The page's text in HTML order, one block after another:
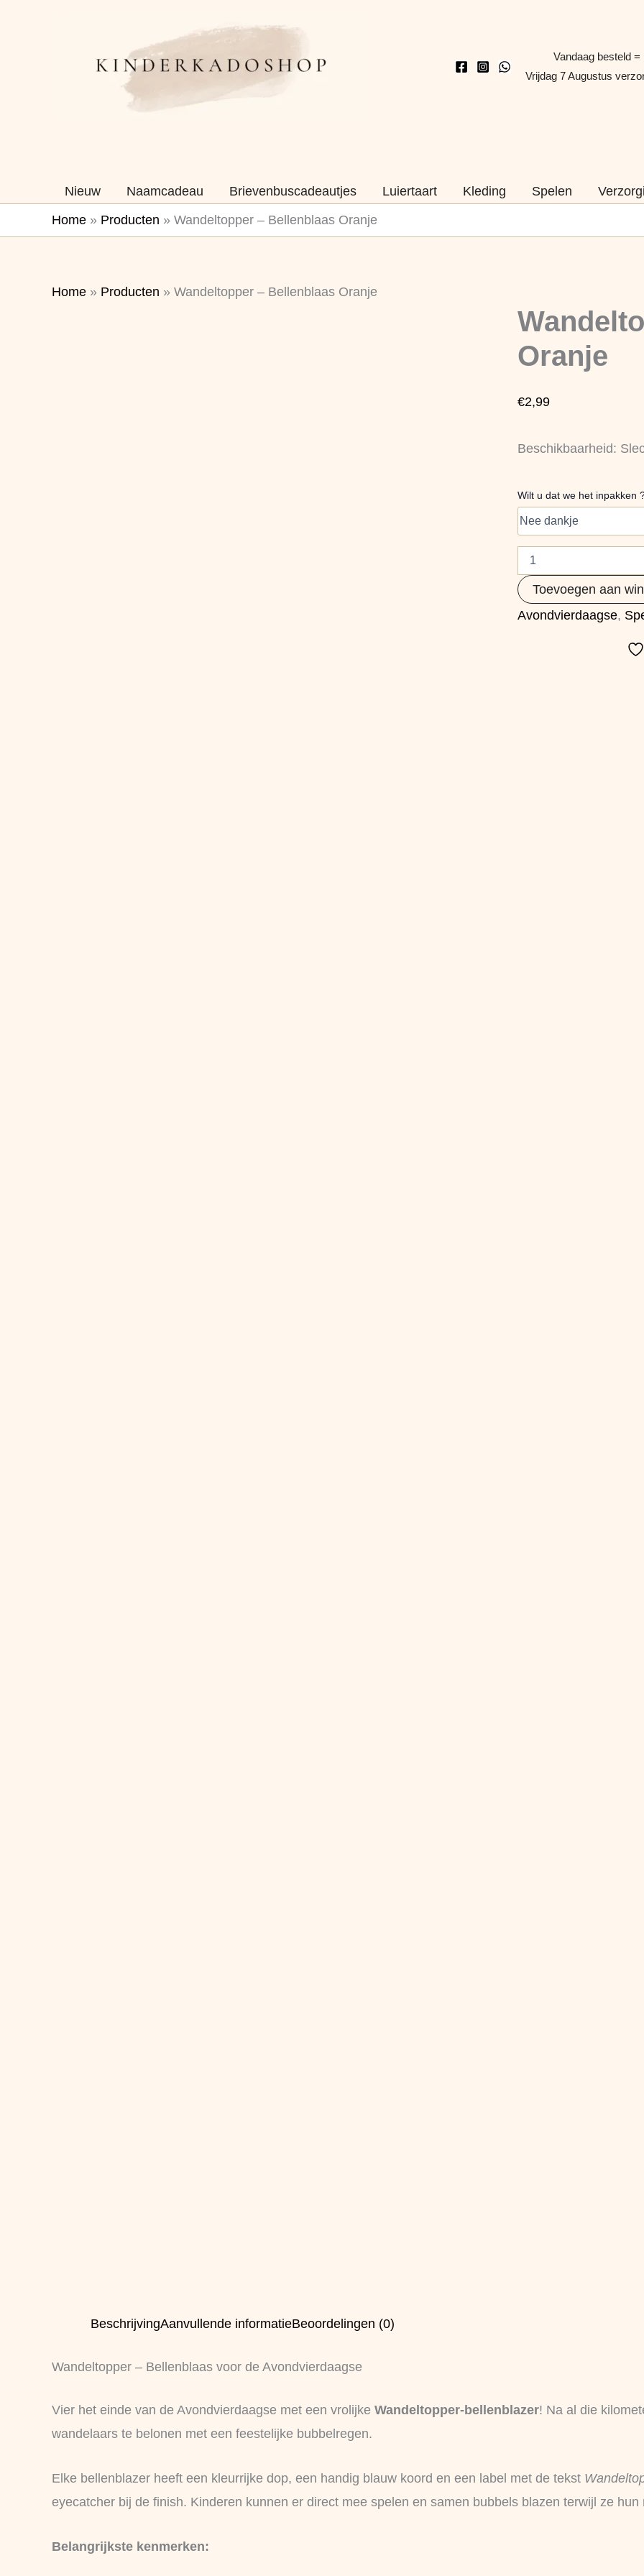
Vandaag besteld =
Vrijdag 7 Augustus
Nieuw Naamcadeau Brievenbuscadeautjes Luiertaart Kleding Spelen
Home » Producten » Wandeltopper – Bellenblaas Oranje
Home » Producten » Wandeltopper – Bellenblaas Oranje
Oranje
€2,99
Beschikbaarheid:
Wilt u dat we het inpakken
Bellenblaas
Oranje
aantal
Toevoegen aan
Avondvierdaagse,
BeschrijvingAanvullende informatieBeoordelingen (0)
Wandeltopper – Bellenblaas voor de Avondvierdaagse
Vier het einde van de Avondvierdaagse met een vrolijke Wandeltopper‑bellenblazer! Na al die
wandelaars te belonen met een feestelijke bubbelregen.
Elke bellenblazer heeft een kleurrijke dop, een handig blauw koord en een label met de tekst
eyecatcher bij de finish. Kinderen kunnen er direct mee spelen en samen bubbels blazen terwijl ze hun
Belangrijkste kenmerken: